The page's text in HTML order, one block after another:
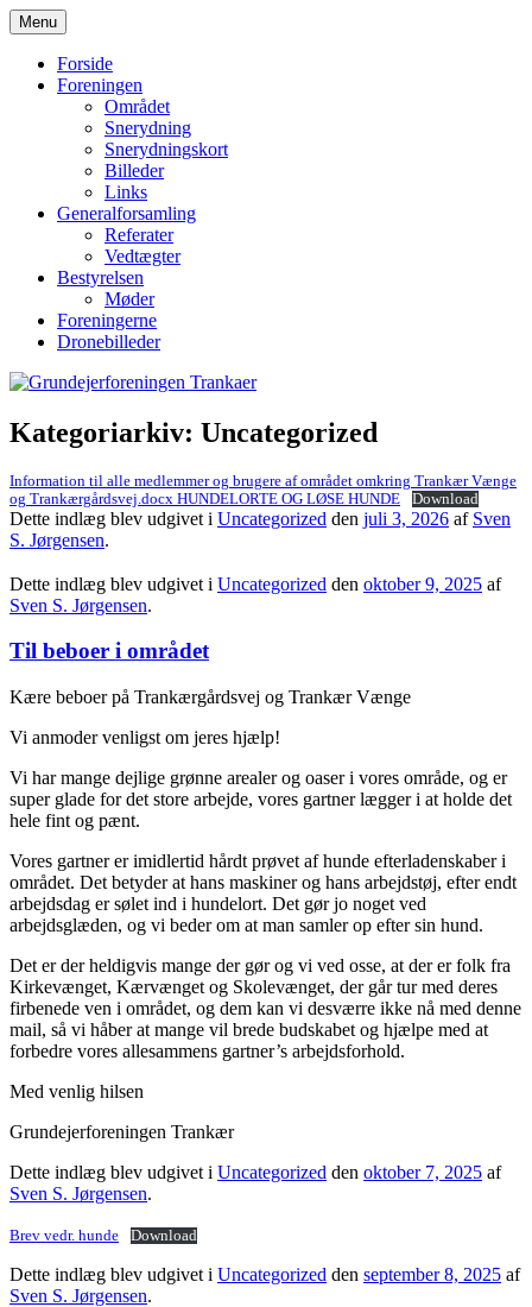
Hop
til
indhold
Grundejerforeningen Trankaer
Menu
Forside
Foreningen
Området
Snerydning
Snerydningskort
Billeder
Links
Generalforsamling
Referater
Vedtægter
Bestyrelsen
Møder
Foreningerne
Dronebilleder
Kategoriarkiv: Uncategorized
Information til alle medlemmer og brugere af området omkring Trankær Vænge
og Trankærgårdsvej.docx HUNDELORTE OG LØSE HUNDE
Download
Dette indlæg blev udgivet i Uncategorized den juli 3, 2026 af Sven
S. Jørgensen.
Dette indlæg blev udgivet i Uncategorized den oktober 9, 2025 af
Sven S. Jørgensen.
Til beboer i området
Kære beboer på Trankærgårdsvej og Trankær Vænge
Vi anmoder venligst om jeres hjælp!
Vi har mange dejlige grønne arealer og oaser i vores område, og er
super glade for det store arbejde, vores gartner lægger i at holde det
hele fint og pænt.
Vores gartner er imidlertid hårdt prøvet af hunde efterladenskaber i
området. Det betyder at hans maskiner og hans arbejdstøj, efter endt
arbejdsdag er sølet ind i hundelort. Det gør jo noget ved
arbejdsglæden, og vi beder om at man samler op efter sin hund.
Det er der heldigvis mange der gør og vi ved osse, at der er folk fra
Kirkevænget, Kærvænget og Skolevænget, der går tur med deres
firbenede ven i området, og dem kan vi desværre ikke nå med denne
mail, så vi håber at mange vil brede budskabet og hjælpe med at
forbedre vores allesammens gartner’s arbejdsforhold.
Med venlig hilsen
Grundejerforeningen Trankær
Dette indlæg blev udgivet i Uncategorized den oktober 7, 2025 af
Sven S. Jørgensen.
Brev vedr. hunde Download
Dette indlæg blev udgivet i Uncategorized den september 8, 2025 af
Sven S. Jørgensen.